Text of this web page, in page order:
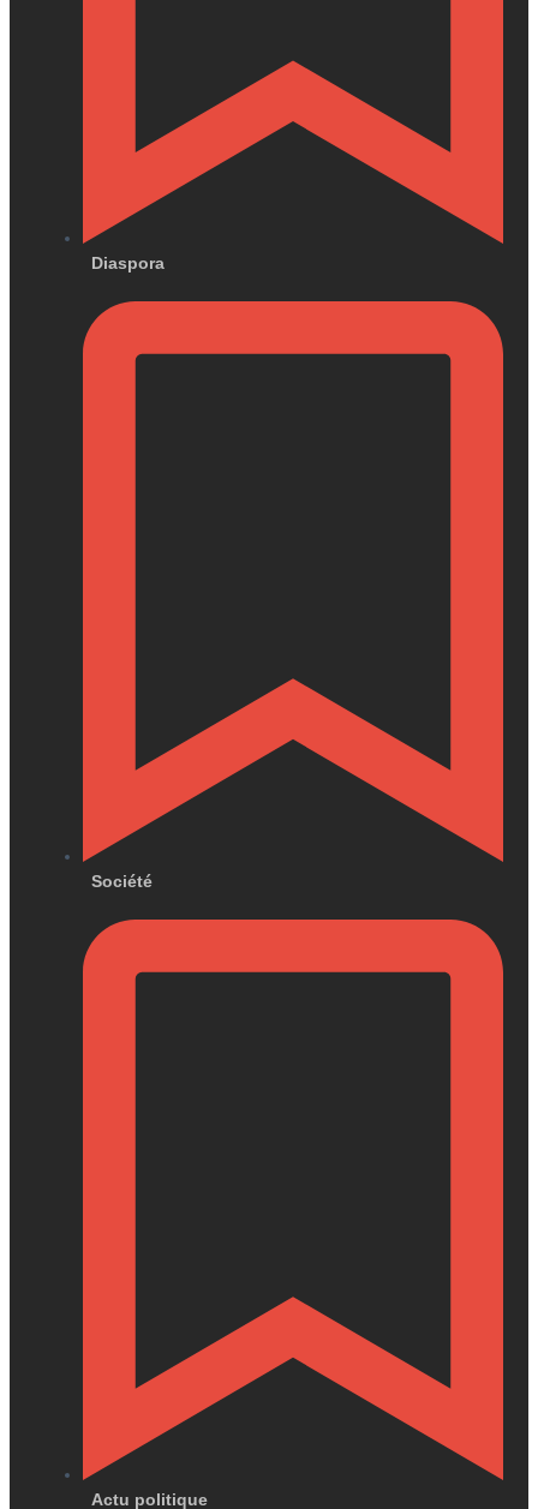
Diaspora
Société
Actu politique